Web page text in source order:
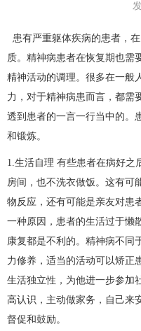
患有严重躯体疾病的患者，
质。精神病患者在恢复期也需
精神活动的调理。很多在一般
力，对于精神病患而言，都需
透到患者的一言一行当中的。
和锻炼。
1.生活自理 有些患者在病好之
房间，也不洗衣做饭。这有可
物反应，还有可能是亲友对患
一种原因，患者的生活过于懒
康复都是不利的。精神病不同
力修养，适当的活动可以矫正
生活独立性，为他进一步参加
高认识，主动做家务，自己来
督促和鼓励。